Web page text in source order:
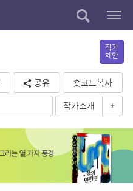
작가
제안
공유
숏코드복사
작가소개 +